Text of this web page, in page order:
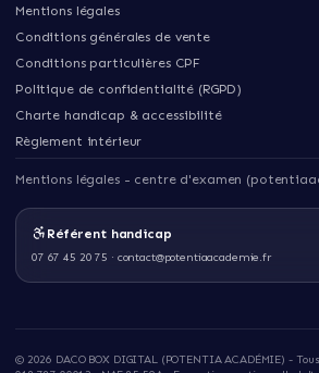
Mentions légales
Conditions générales de vente
Conditions particulières CPF
Politique de confidentialité (RGPD)
Charte handicap & accessibilité
Règlement intérieur
Mentions légales - centre d'examen
Référent handicap
07 67 45 20 75 · contact@potentiaacademie.fr
© 2026 DACO BOX DIGITAL (POTENTIA ACADÉMIE) -